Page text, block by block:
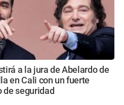
a la jura de Abelardo de
en Cali con un fuerte
de seguridad